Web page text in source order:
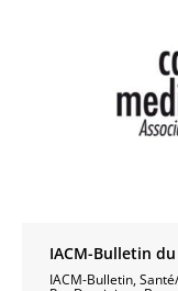
IACM-Bulletin
IACM-Bulletin,